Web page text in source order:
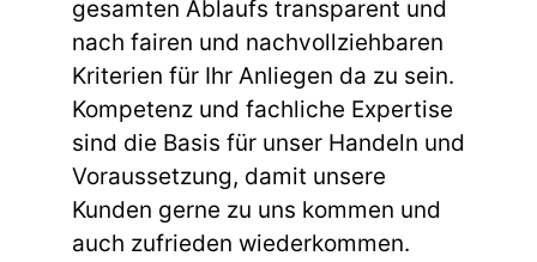
gesamten Ablaufs transparent und
nach fairen und nachvollziehbaren
Kriterien für Ihr Anliegen da zu sein.
Kompetenz und fachliche Expertise
sind die Basis für unser Handeln und
Voraussetzung, damit unsere
Kunden gerne zu uns kommen und
auch zufrieden wiederkommen.